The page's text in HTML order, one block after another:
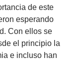
de este
esperando
Con ellos se
el principio la
e incluso han